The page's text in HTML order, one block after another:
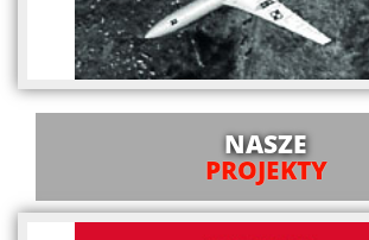
NASZE
PROJEKTY